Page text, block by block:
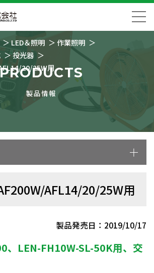
LED＆照明
作業照明
投光器
20/25W用
製品情報
AFL14/20/25W用
製品発売日：2019/10/17
、LEN-FH10W-SL-50K用、交